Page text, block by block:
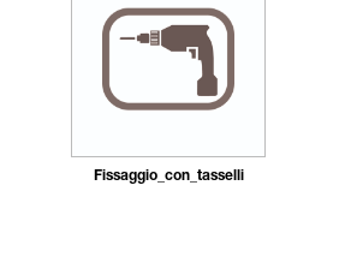
Fissaggio_con_tasselli